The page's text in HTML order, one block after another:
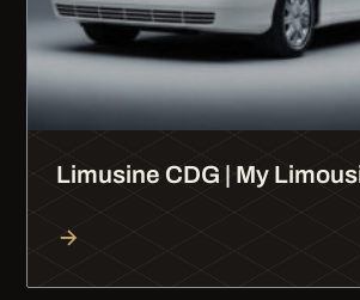
Limusine CDG | My